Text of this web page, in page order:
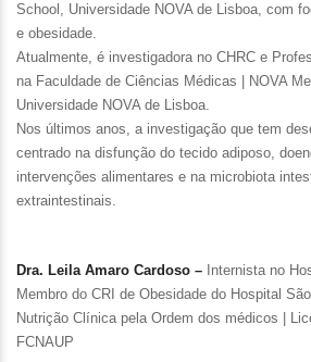
School, Universidade NOVA de Lisboa, com
e obesidade.
Atualmente, é investigadora no CHRC e
na Faculdade de Ciências Médicas | NOVA
Universidade NOVA de Lisboa.
Nos últimos anos, a investigação que tem
centrado na disfunção do tecido adiposo,
intervenções alimentares e na microbiota
extraintestinais.
Dra. LeilaAmaro Cardoso – Internista no
Membro do CRI de Obesidade do Hospital
Nutrição Clínica pela Ordem dos médicos |
FCNAUP